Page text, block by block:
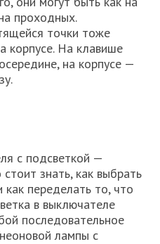
проходных.
точки тоже
корпусе. На клавише
на корпусе —
с подсветкой —
знать, как выбрать
переделать то, что
в выключателе
последовательное
лампы с